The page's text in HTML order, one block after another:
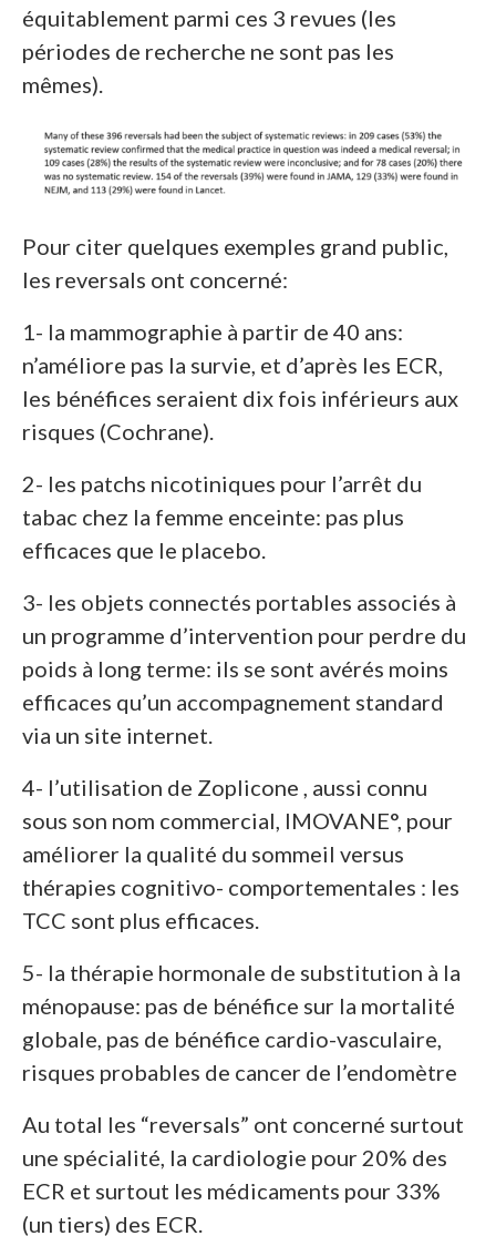
équitablement parmi ces 3 revues (les
périodes de recherche ne sont pas les
mêmes).
Pour citer quelques exemples grand public,
les reversals ont concerné:
1- la mammographie à partir de 40 ans:
n’améliore pas la survie, et d’après les ECR,
les bénéfices seraient dix fois inférieurs aux
risques (Cochrane).
2- les patchs nicotiniques pour l’arrêt du
tabac chez la femme enceinte: pas plus
efficaces que le placebo.
3- les objets connectés portables associés à
un programme d’intervention pour perdre du
poids à long terme: ils se sont avérés moins
efficaces qu’un accompagnement standard
via un site internet.
4- l’utilisation de Zoplicone , aussi connu
sous son nom commercial, IMOVANE°, pour
améliorer la qualité du sommeil versus
thérapies cognitivo- comportementales : les
TCC sont plus efficaces.
5- la thérapie hormonale de substitution à la
ménopause: pas de bénéfice sur la mortalité
globale, pas de bénéfice cardio-vasculaire,
risques probables de cancer de l’endomètre
Au total les “reversals” ont concerné surtout
une spécialité, la cardiologie pour 20% des
ECR et surtout les médicaments pour 33%
(un tiers) des ECR.